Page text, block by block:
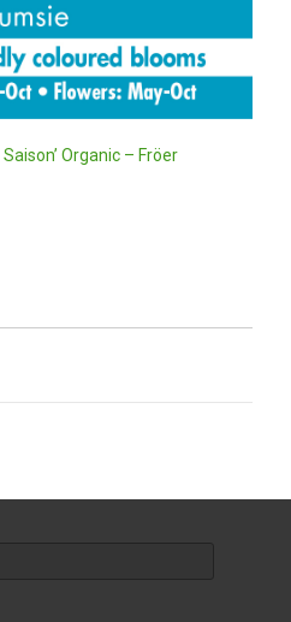
Organic – Fröer